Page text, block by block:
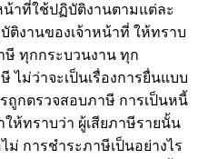
น้าที่ใช้ปฏิบัติงานตามแต่ละ
ติงานของเจ้าหน้าที่ ให้ทราบ
ษี ทุกกระบวนงาน ทุก
ไม่ว่าจะเป็นเรื่องการยื่นแบบ
ถูกตรวจสอบภาษี การเป็นหนี้
ห้ทราบว่า ผู้เสียภาษีรายนั้น
ม่ การชําระภาษีเป็นอย่างไร